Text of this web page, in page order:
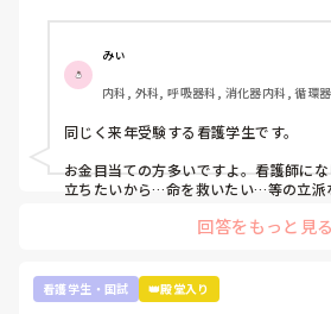
実習もつらくて。要領悪いので此間
先生は睡眠時間が少ないのは知識がな
らに自分の無能さを実感しました。
また、今こうやって音を上げていても
の方が辛いし勉強量増えるなんて何回
本当に向いてません。もっと早く気づ
うと悲しくて仕方ないです。
ます。
今、看護師として働いている方には本
みぃ
内科, 外科, 呼吸器科, 消化器内科, 循環
急科, 急性期, 超急性期, ICU, 新人ナース
科, 消化器外科, 一般病院, 慢性期, 回復
同じく来年受験する看護学生です。
お金目当ての方多いですよ。看護師に
立ちたいから…命を救いたい…等の立派
すが、それでも実習の半分はオールして
す。
回答をもっと見る
看護学生・国試 👑殿堂入り